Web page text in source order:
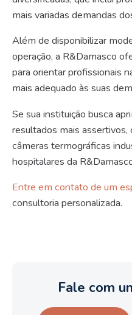
mais variadas demandas
Além de disponibilizar
operação, a R&Damasco
para orientar profissionais
mais adequado às suas
Se sua instituição busca
resultados mais assertivos,
câmeras termográficas
hospitalares da
Entre em contato de um
consultoria personalizada.
Fale com